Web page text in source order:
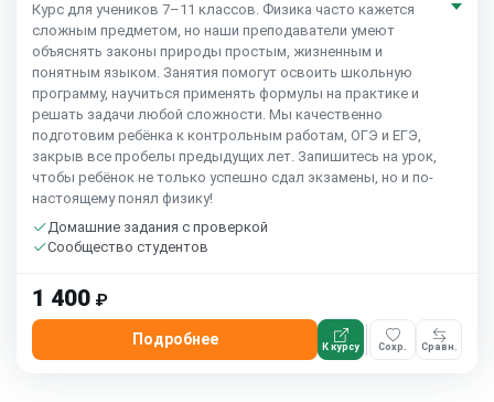
Курс для учеников 7–11 классов. Физика часто кажется
сложным предметом, но наши преподаватели умеют
объяснять законы природы простым, жизненным и
понятным языком. Занятия помогут освоить школьную
программу, научиться применять формулы на практике и
решать задачи любой сложности. Мы качественно
подготовим ребёнка к контрольным работам, ОГЭ и ЕГЭ,
закрыв все пробелы предыдущих лет. Запишитесь на урок,
чтобы ребёнок не только успешно сдал экзамены, но и по-
настоящему понял физику!
Домашние задания с проверкой
Сообщество студентов
1 400 ₽
Подробнее К курсу Сохр. Сравн.